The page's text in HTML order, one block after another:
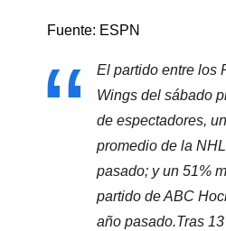
Fuente: ESPN
El partido entre los
Wings del sábado
de espectadores,
promedio de la
pasado; y un 51%
partido de ABC
año pasado.Tras